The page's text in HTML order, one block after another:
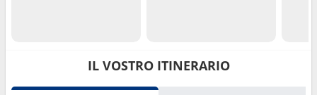
IL VOSTRO ITINERARIO